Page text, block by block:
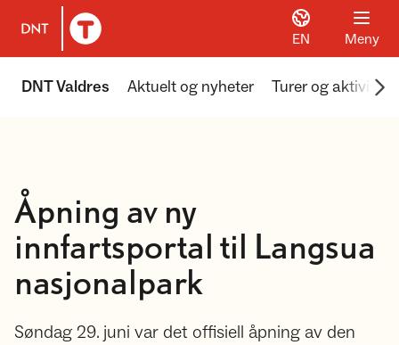
Til DNT.no forside
EN Meny
DNT Valdres Aktuelt og nyheter Turer og
Åpning av ny
innfartsportal til Langsua
nasjonalpark
Søndag 29. juni var det offisiell åpning av den